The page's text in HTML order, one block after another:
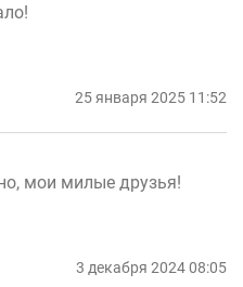
25 января 2025 11:52
мои милые друзья!
3 декабря 2024 08:05